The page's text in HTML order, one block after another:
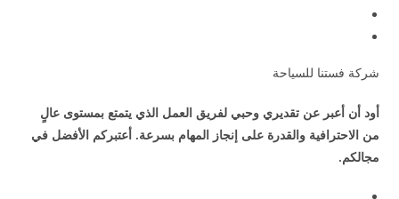
شركة فستنا للسياحة
أود أن أعبر عن تقديري وحبي لفريق العمل الذي يتمتع بمستوى عالٍ
من الاحترافية والقدرة على إنجاز المهام بسرعة. أعتبركم الأفضل في
مجالكم.